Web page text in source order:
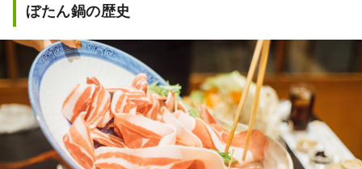
ぼたん鍋の歴史